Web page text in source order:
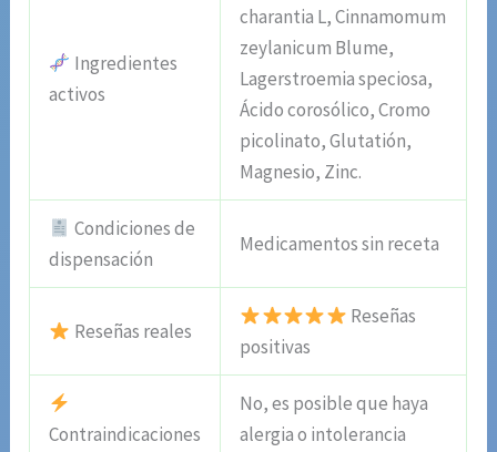
Ingredientes
activos
charantia L, Cinnamomum
zeylanicum Blume,
Lagerstroemia speciosa,
Ácido corosólico, Cromo
picolinato, Glutatión,
Magnesio, Zinc.
Condiciones de
dispensación
Medicamentos sin receta
Reseñas reales
Reseñas
positivas
Contraindicaciones
No, es posible que haya
alergia o intolerancia